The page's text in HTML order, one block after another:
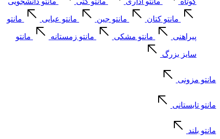
مانتو کتان مانتو جین مانتو عبایی مانتو
پیراهنی مانتو مشکی مانتو زمستانه مانتو
سایز بزرگ
مانتو مزونی
مانتو تابستانی
مانتو بلند